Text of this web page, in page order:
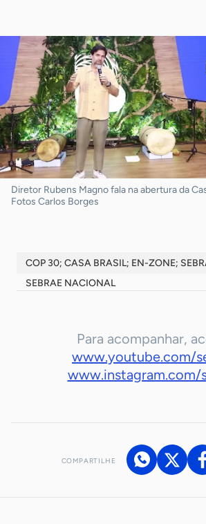
Diretor Rubens Magno fala na abertura da
Fotos Carlos Borges
COP 30; CASA BRASIL; EN-ZONE;
SEBRAE NACIONAL
Para acompanhar,
www.youtube.com/
www.instagram.com/
COMPARTILHE